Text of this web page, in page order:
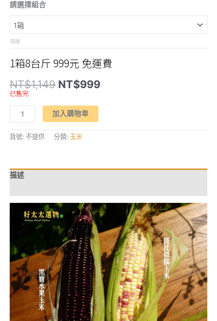
請選擇組合
清除
1箱8台斤 999元 免運費
NT$1,149 原
始
格：
NT$1,149。
NT$999目
已售完
【玉
不
同】
黑
寶
米
8
箱
數
加入購物車
貨號: 不提供 分類: 玉米
描述